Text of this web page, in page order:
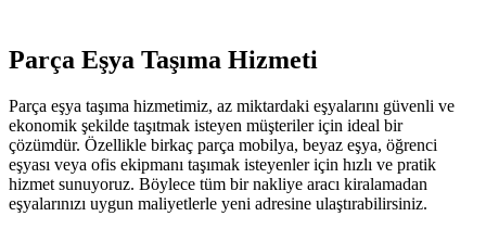
Parça Eşya Taşıma Hizmeti
Parça eşya taşıma hizmetimiz, az miktardaki eşyalarını güvenli ve
ekonomik şekilde taşıtmak isteyen müşteriler için ideal bir
çözümdür. Özellikle birkaç parça mobilya, beyaz eşya, öğrenci
eşyası veya ofis ekipmanı taşımak isteyenler için hızlı ve pratik
hizmet sunuyoruz. Böylece tüm bir nakliye aracı kiralamadan
eşyalarınızı uygun maliyetlerle yeni adresine ulaştırabilirsiniz.